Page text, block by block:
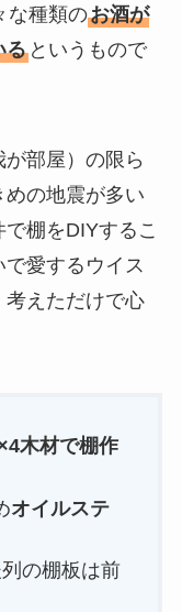
な種類のお酒が
るというもので
部屋）の限ら
の地震が多い
棚をDIYするこ
愛するウイス
考えただけで心
木材で棚作
オイルステ
の棚板は前